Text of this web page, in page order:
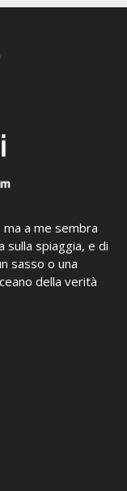
a me sembra
sulla spiaggia, e di
sasso o una
della verità